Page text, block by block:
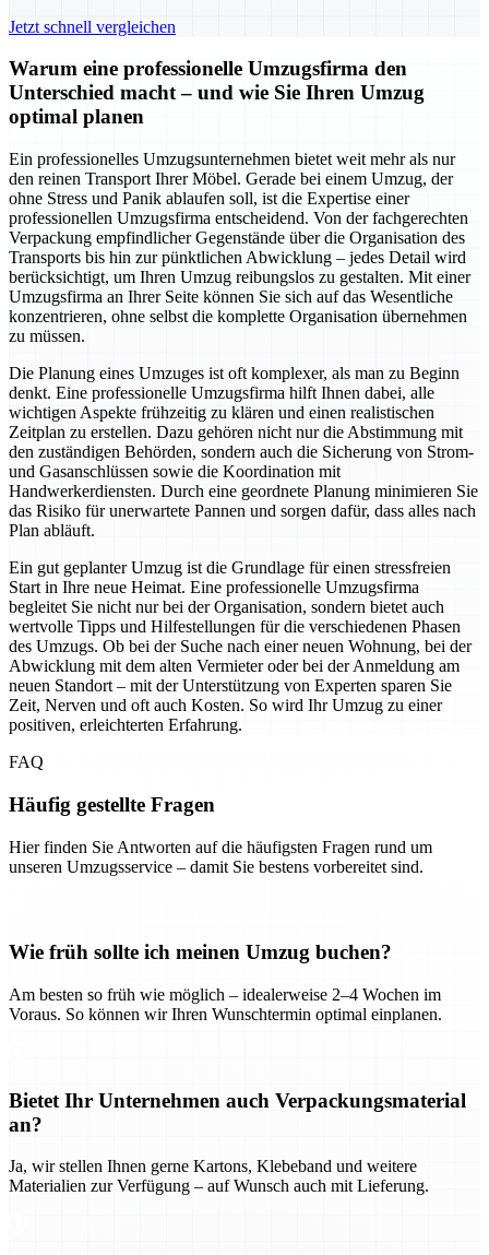
Jetzt schnell vergleichen
Warum eine professionelle Umzugsfirma den
Unterschied macht – und wie Sie Ihren Umzug
optimal planen
Ein professionelles Umzugsunternehmen bietet weit mehr als nur
den reinen Transport Ihrer Möbel. Gerade bei einem Umzug, der
ohne Stress und Panik ablaufen soll, ist die Expertise einer
professionellen Umzugsfirma entscheidend. Von der fachgerechten
Verpackung empfindlicher Gegenstände über die Organisation des
Transports bis hin zur pünktlichen Abwicklung – jedes Detail wird
berücksichtigt, um Ihren Umzug reibungslos zu gestalten. Mit einer
Umzugsfirma an Ihrer Seite können Sie sich auf das Wesentliche
konzentrieren, ohne selbst die komplette Organisation übernehmen
zu müssen.
Die Planung eines Umzuges ist oft komplexer, als man zu Beginn
denkt. Eine professionelle Umzugsfirma hilft Ihnen dabei, alle
wichtigen Aspekte frühzeitig zu klären und einen realistischen
Zeitplan zu erstellen. Dazu gehören nicht nur die Abstimmung mit
den zuständigen Behörden, sondern auch die Sicherung von Strom-
und Gasanschlüssen sowie die Koordination mit
Handwerkerdiensten. Durch eine geordnete Planung minimieren Sie
das Risiko für unerwartete Pannen und sorgen dafür, dass alles nach
Plan abläuft.
Ein gut geplanter Umzug ist die Grundlage für einen stressfreien
Start in Ihre neue Heimat. Eine professionelle Umzugsfirma
begleitet Sie nicht nur bei der Organisation, sondern bietet auch
wertvolle Tipps und Hilfestellungen für die verschiedenen Phasen
des Umzugs. Ob bei der Suche nach einer neuen Wohnung, bei der
Abwicklung mit dem alten Vermieter oder bei der Anmeldung am
neuen Standort – mit der Unterstützung von Experten sparen Sie
Zeit, Nerven und oft auch Kosten. So wird Ihr Umzug zu einer
positiven, erleichterten Erfahrung.
FAQ
Häufig gestellte Fragen
Hier finden Sie Antworten auf die häufigsten Fragen rund um
unseren Umzugsservice – damit Sie bestens vorbereitet sind.
Wie früh sollte ich meinen Umzug buchen?
Am besten so früh wie möglich – idealerweise 2–4 Wochen im
Voraus. So können wir Ihren Wunschtermin optimal einplanen.
Bietet Ihr Unternehmen auch Verpackungsmaterial
an?
Ja, wir stellen Ihnen gerne Kartons, Klebeband und weitere
Materialien zur Verfügung – auf Wunsch auch mit Lieferung.